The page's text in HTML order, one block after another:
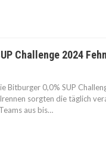
Challenge 2024
Bitburger 0,0% SUP
sorgten die täglich
aus bis…